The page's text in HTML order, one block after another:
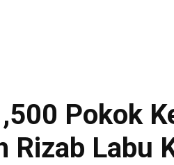
Pokok
Rizab Labu